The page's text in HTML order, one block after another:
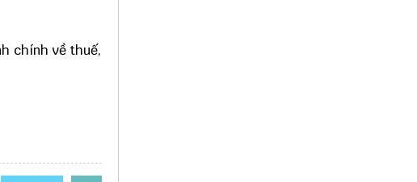
chính về thuế,